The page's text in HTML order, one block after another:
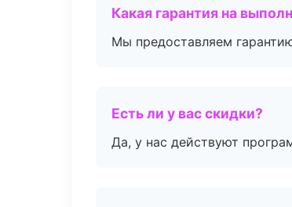
Какая гарантия на
Мы предоставляем
Есть ли у вас скидки?
Да, у нас действуют